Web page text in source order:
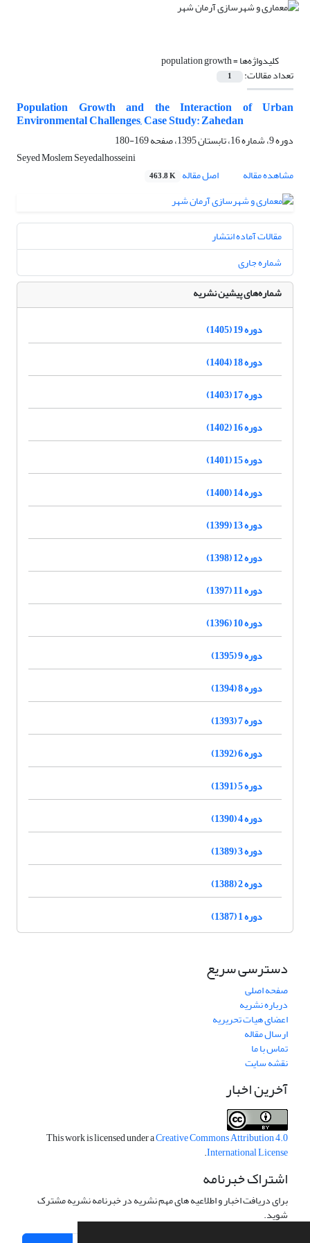
کلیدواژه‌ها =population growth
تعداد مقالات: 1
Population Growth and the Interaction of Urban
Environmental Challenges, Case Study: Zahedan
دوره 9، شماره 16، تابستان 1395، صفحه
169-180
Seyed Moslem Seyedalhosseini
مشاهده مقاله
اصل مقاله 463.8 K
مقالات آماده انتشار
شماره جاری
شماره‌های پیشین نشریه
دوره 19 (1405)
دوره 18 (1404)
دوره 17 (1403)
دوره 16 (1402)
دوره 15 (1401)
دوره 14 (1400)
دوره 13 (1399)
دوره 12 (1398)
دوره 11 (1397)
دوره 10 (1396)
دوره 9 (1395)
دوره 8 (1394)
دوره 7 (1393)
دوره 6 (1392)
دوره 5 (1391)
دوره 4 (1390)
دوره 3 (1389)
دوره 2 (1388)
دوره 1 (1387)
دسترسی سریع
صفحه اصلی
درباره نشریه
اعضای هیات تحریریه
ارسال مقاله
تماس با ما
نقشه سایت
آخرین اخبار
This work is licensed under aCreative Commons Attribution 4.0
International License
.
اشتراک خبرنامه
برای دریافت اخبار و اطلاعیه های مهم نشریه در خبرنامه نشریه مشترک
شوید.